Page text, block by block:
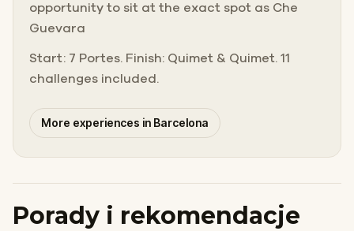
opportunity to sit at the exact spot as Che
Guevara
Start: 7 Portes. Finish: Quimet & Quimet. 11
challenges included.
More experiences in Barcelona
Porady i rekomendacje